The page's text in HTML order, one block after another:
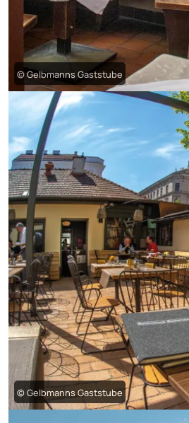
© Gelbmanns Gaststube
© Gelbmanns Gaststube